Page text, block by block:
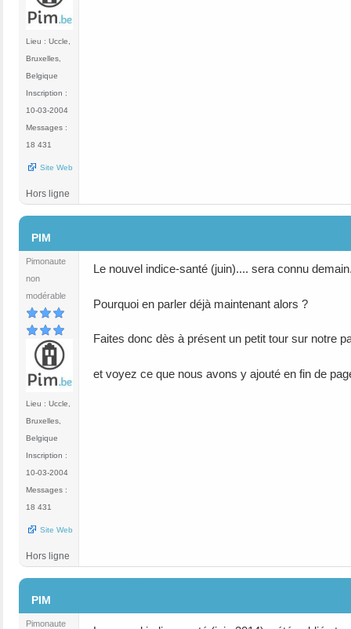
Lieu : Uccle,
Bruxelles,
Belgique
Inscription :
10-03-2004
Messages :
18 431
Site Web
Hors ligne
PIM
Pimonaute
non
modérable
Lieu : Uccle,
Bruxelles,
Belgique
Inscription :
10-03-2004
Messages :
18 431
Site Web
Le nouvel indice-santé (juin).... sera connu
Pourquoi en parler déjà maintenant alors ?
Faites donc dès à présent un petit tour sur notre
et voyez ce que nous avons y ajouté en fin de
Hors ligne
PIM
Pimonaute